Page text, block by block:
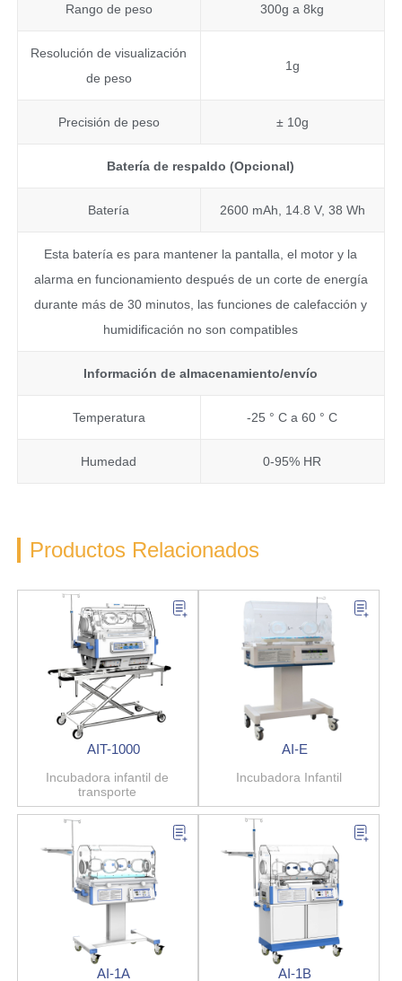
Rango de peso 300g a 8kg
Resolución de visualización
de peso
1g
Precisión de peso ± 10g
Batería de respaldo (Opcional)
Batería 2600 mAh, 14.8 V, 38 Wh
Esta batería es para mantener la pantalla, el motor y la
alarma en funcionamiento después de un corte de energía
durante más de 30 minutos, las funciones de calefacción y
humidificación no son compatibles
Información de almacenamiento/envío
Temperatura -25 ° C a 60 ° C
Humedad 0-95% HR
Productos Relacionados
AIT-1000
Incubadora infantil de
transporte
AI-E
Incubadora Infantil
AI-1A AI-1B